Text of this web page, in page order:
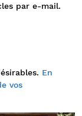
par e-mail.
En
vos